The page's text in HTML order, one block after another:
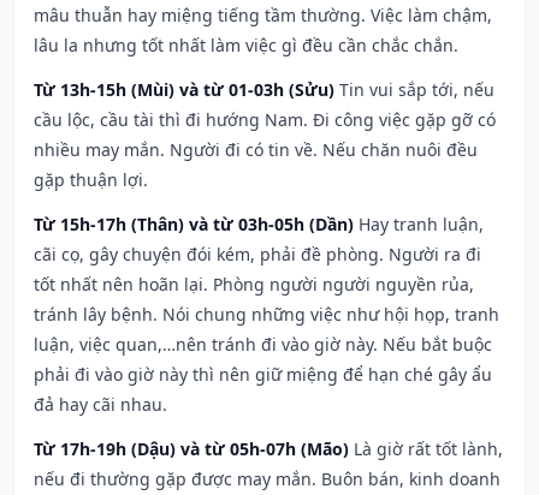
mâu thuẫn hay miệng tiếng tầm thường. Việc làm chậm,
lâu la nhưng tốt nhất làm việc gì đều cần chắc chắn.
Từ 13h-15h (Mùi) và từ 01-03h (Sửu) Tin vui sắp tới, nếu
cầu lộc, cầu tài thì đi hướng Nam. Đi công việc gặp gỡ có
nhiều may mắn. Người đi có tin về. Nếu chăn nuôi đều
gặp thuận lợi.
Từ 15h-17h (Thân) và từ 03h-05h (Dần) Hay tranh luận,
cãi cọ, gây chuyện đói kém, phải đề phòng. Người ra đi
tốt nhất nên hoãn lại. Phòng người người nguyền rủa,
tránh lây bệnh. Nói chung những việc như hội họp, tranh
luận, việc quan,…nên tránh đi vào giờ này. Nếu bắt buộc
phải đi vào giờ này thì nên giữ miệng để hạn ché gây ẩu
đả hay cãi nhau.
Từ 17h-19h (Dậu) và từ 05h-07h (Mão) Là giờ rất tốt lành,
nếu đi thường gặp được may mắn. Buôn bán, kinh doanh